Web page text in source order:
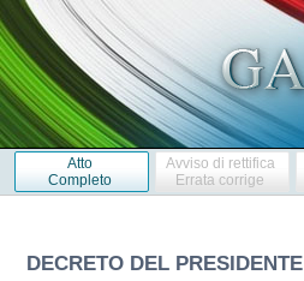
Atto
Completo
Avviso di rettifica
Errata corrige
DECRETO DEL